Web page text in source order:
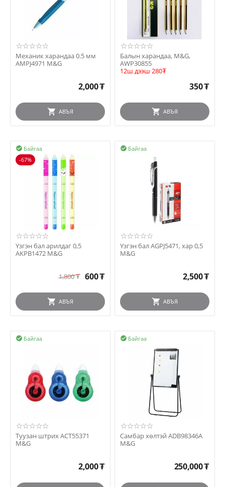
Механик харандаа 0.5 мм
AMPJ4971 M&G
2,000₮
АВЪЯ
Балын харандаа, M&G,
AWP30855
12ш дээш 280₮
350₮
АВЪЯ
Байгаа

-67%
Үзгэн бал арилдаг 0,5
AKPB1472 M&G
1,800₮ 600₮
АВЪЯ
Байгаа

Үзгэн бал AGPJ5471, хар 0,5
M&G
2,500₮
АВЪЯ
Байгаа

Туузан штрих ACT55371
M&G
2,000₮
Байгаа

Самбар хөлтэй ADB98346A
M&G
250,000₮